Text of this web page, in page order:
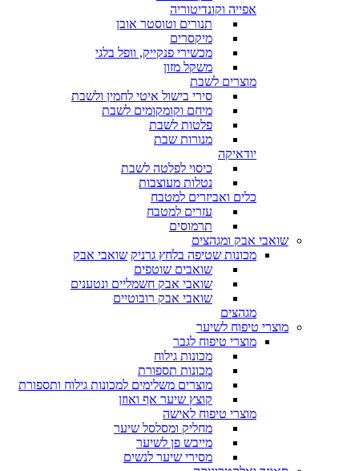
אפייה וקונדיטוריה
תנורים וטוסטר אובן
מיקסרים
מכשירי פנקייק, וופל בלגי
משקל מזון
מוצרים לשבת
סירי בישול איטי לחמין ולשבת
מיחם וקומקומים לשבת
פלטות לשבת
מנורות שבת
יודאיקה
כיסוי לפלטה לשבת
נטלות מעוצבות
כלים ואביזרים למטבח
עזרים למטבח
תרמוסים
שואבי אבק ומגהצים
מכונות שטיפה בלחץ גרניק שואבי אבק
שואבים שוטפים
שואבי אבק חשמליים ונטענים
שואבי אבק רובוטיים
מגהצים
מוצרי טיפוח לשיער
מוצרי טיפוח לגבר
מכונות גילוח
מכונות תספורת
מוצרים משלימים למכונות גילוח ותספורת
קוצץ שיער אף ואוזן
מוצרי טיפוח לאישה
מחליק ומסלסל שיער
מייבש פן לשיער
מסירי שיער לנשים